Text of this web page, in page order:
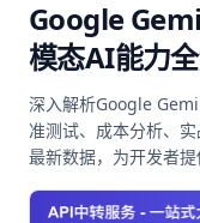
Google
模态AI能力
深入解析Google
准测试、成本分析、
最新数据，为开发者提